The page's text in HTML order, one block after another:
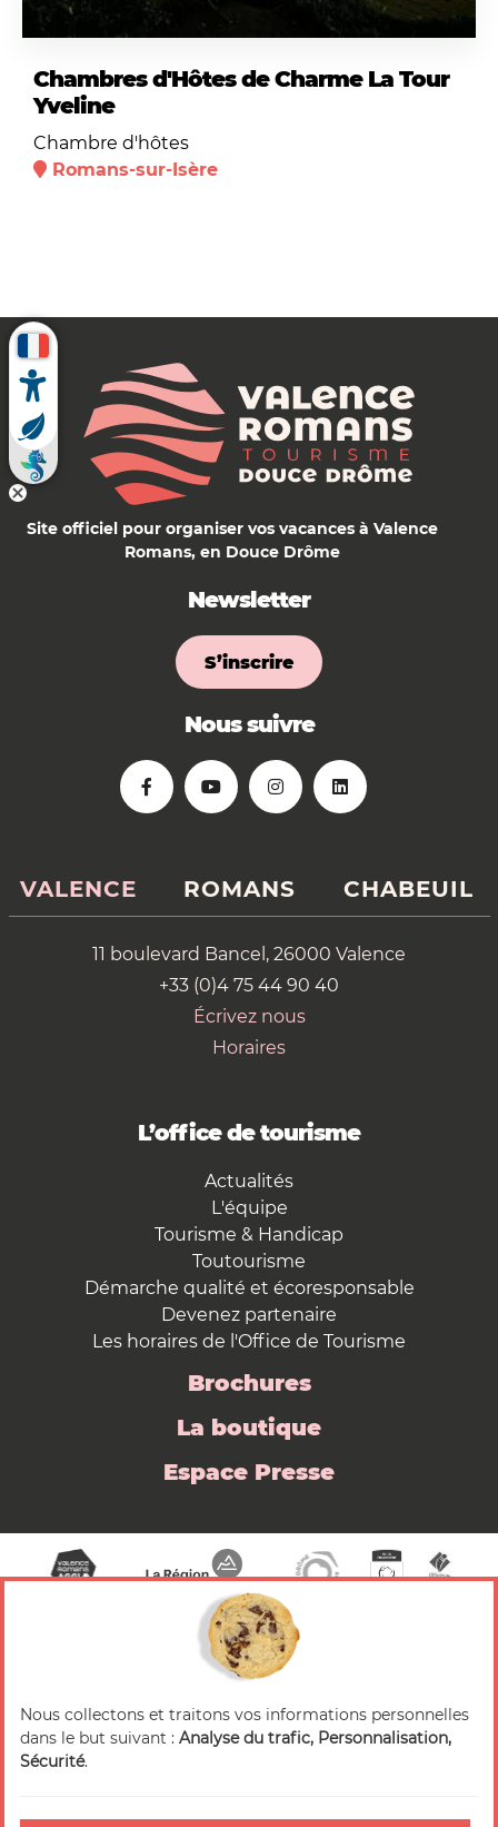
Chambres d'Hôtes de Charme La Tour
Yveline
Chambre d'hôtes
Romans-sur-Isère
Site officiel pour organiser vos vacances à Valence
Romans, en Douce Drôme
Newsletter
S’inscrire
Nous suivre
VALENCE ROMANS CHABEUIL
11 boulevard Bancel, 26000 Valence
+33 (0)4 75 44 90 40
Écrivez nous
Horaires
L’office de tourisme
Actualités
L'équipe
Tourisme & Handicap
Toutourisme
Démarche qualité et écoresponsable
Devenez partenaire
Les horaires de l'Office de Tourisme
Brochures
La boutique
Espace Presse
© 2026 Valence Romans Tourisme — Tous droits
réservés
Nous collectons et traitons vos informations personnelles
dans le but suivant : Analyse du trafic, Personnalisation,
Sécurité.